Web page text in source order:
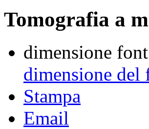
Tomografia a
dimensione font
dimensione del
Stampa
Email